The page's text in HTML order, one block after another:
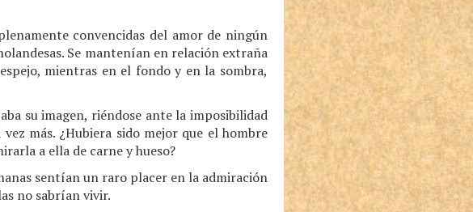
convencidas del amor de ningún
Se mantenían en relación extraña
mientras en el fondo y en la sombra,
su imagen, riéndose ante la imposibilidad
más. ¿Hubiera sido mejor que el hombre
a ella de carne y hueso?
sentían un raro placer en la admiración
no sabrían vivir.